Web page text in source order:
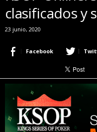
c
clasificados y
23 junio, 2020
Facebook